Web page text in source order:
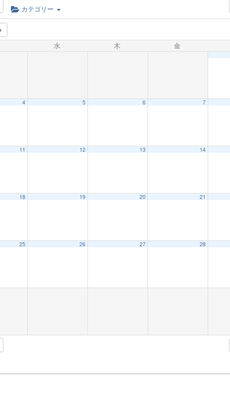
カテゴリー
水 木 金
4 5 6 7
11 12 13 14
18 19 20 21
25 26 27 28